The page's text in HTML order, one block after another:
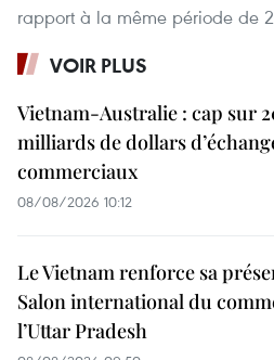
rapport à la même période de
VOIR PLUS
Vietnam-Australie : cap sur
milliards de dollars
commerciaux
08/08/2026 10:12
Le Vietnam renforce sa
Salon international du
l’Uttar Pradesh